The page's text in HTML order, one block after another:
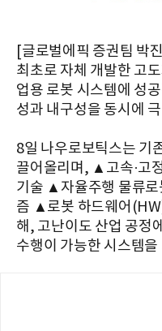
[글로벌에픽 증권팀 박
최초로 자체 개발한 고
업용 로봇 시스템에 성
성과 내구성을 동시에
8일 나우로보틱스는 기
끌어올리며, ▲고속·고
기술 ▲자율주행 물류로
즘 ▲로봇 하드웨어
해, 고난이도 산업 공정
수행이 가능한 시스템을